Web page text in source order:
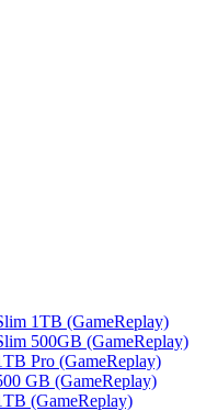
1TB (GameReplay)
500GB (GameReplay)
Pro (GameReplay)
GB (GameReplay)
(GameReplay)